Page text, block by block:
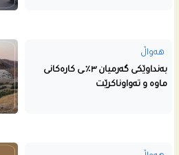
هەواڵ
بەنداوێکی گەرمیان ٣٪ـی کارەکانی
ماوە و تەواوناکرێت